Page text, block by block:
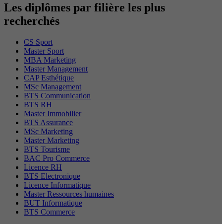
Les diplômes par filière les plus
recherchés
CS Sport
Master Sport
MBA Marketing
Master Management
CAP Esthétique
MSc Management
BTS Communication
BTS RH
Master Immobilier
BTS Assurance
MSc Marketing
Master Marketing
BTS Tourisme
BAC Pro Commerce
Licence RH
BTS Electronique
Licence Informatique
Master Ressources humaines
BUT Informatique
BTS Commerce